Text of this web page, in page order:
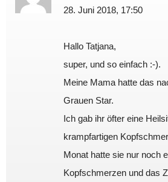
28. Juni 2018, 17:50
Hallo Tatjana,
super, und so einfach :-).
Meine Mama hatte das
Grauen Star.
Ich gab ihr öfter eine
krampfartigen
Monat hatte sie nur noch
Kopfschmerzen und das